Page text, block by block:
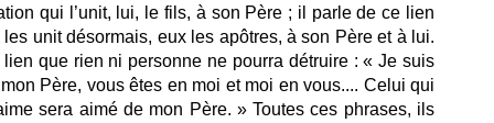
qui l’unit, lui, le fils, à son Père ; il parle de ce lien
les unit désormais, eux les apôtres, à son Père et à lui.
lien que rien ni personne ne pourra détruire : « Je suis
Père, vous êtes en moi et moi en vous.... Celui qui
sera aimé de mon Père. » Toutes ces phrases, ils